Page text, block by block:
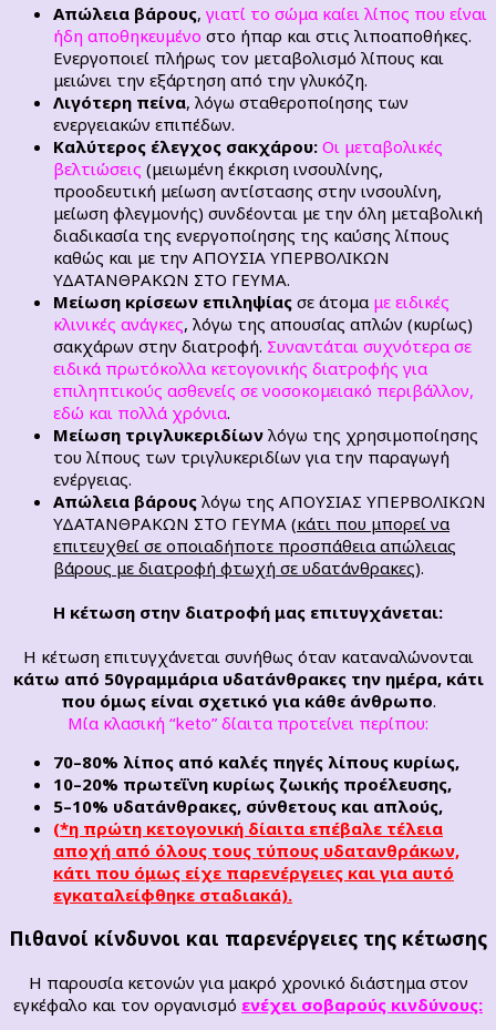
Απώλεια βάρους, γιατί το σώμα καίει λίπος που είναι
ήδη αποθηκευμένο στο ήπαρ και στις λιποαποθήκες.
Ενεργοποιεί πλήρως τον μεταβολισμό λίπους και
μειώνει την εξάρτηση από την γλυκόζη.
Λιγότερη πείνα, λόγω σταθεροποίησης των
ενεργειακών επιπέδων.
Καλύτερος έλεγχος σακχάρου: Οι μεταβολικές
βελτιώσεις (μειωμένη έκκριση ινσουλίνης,
προοδευτική μείωση αντίστασης στην ινσουλίνη,
μείωση φλεγμονής) συνδέονται με την όλη μεταβολική
διαδικασία της ενεργοποίησης της καύσης λίπους
καθώς και με την ΑΠΟΥΣΙΑ ΥΠΕΡΒΟΛΙΚΩΝ
ΥΔΑΤΑΝΘΡΑΚΩΝ ΣΤΟ ΓΕΥΜΑ.
Μείωση κρίσεων επιληψίας σε άτομα με ειδικές
κλινικές ανάγκες, λόγω της απουσίας απλών (κυρίως)
σακχάρων στην διατροφή. Συναντάται συχνότερα σε
ειδικά πρωτόκολλα κετογονικής διατροφής για
επιληπτικούς ασθενείς σε νοσοκομειακό περιβάλλον,
εδώ και πολλά χρόνια.
Μείωση τριγλυκεριδίων λόγω της χρησιμοποίησης
του λίπους των τριγλυκεριδίων για την παραγωγή
ενέργειας.
Απώλεια βάρους λόγω της ΑΠΟΥΣΙΑΣ ΥΠΕΡΒΟΛΙΚΩΝ
ΥΔΑΤΑΝΘΡΑΚΩΝ ΣΤΟ ΓΕΥΜΑ (κάτι που μπορεί να
επιτευχθεί σε οποιαδήποτε προσπάθεια απώλειας
βάρους με διατροφή φτωχή σε υδατάνθρακες).
Η κέτωση στην διατροφή μας επιτυγχάνεται:
Η κέτωση επιτυγχάνεται συνήθως όταν καταναλώνονται
κάτω από 50γραμμάρια υδατάνθρακες την ημέρα, κάτι
που όμως είναι σχετικό για κάθε άνθρωπο.
Μία κλασική “keto” δίαιτα προτείνει περίπου:
70–80% λίπος από καλές πηγές λίπους κυρίως,
10–20% πρωτεΐνη κυρίως ζωικής προέλευσης,
5–10% υδατάνθρακες, σύνθετους και απλούς,
(*η πρώτη κετογονική δίαιτα επέβαλε τέλεια
αποχή από όλους τους τύπους υδατανθράκων,
κάτι που όμως είχε παρενέργειες και για αυτό
εγκαταλείφθηκε σταδιακά).
Πιθανοί κίνδυνοι και παρενέργειες της κέτωσης
Η παρουσία κετονών για μακρό χρονικό διάστημα στον
εγκέφαλο και τον οργανισμό ενέχει σοβαρούς κινδύνους: